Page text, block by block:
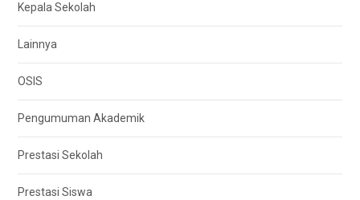
Kepala Sekolah
Lainnya
OSIS
Pengumuman Akademik
Prestasi Sekolah
Prestasi Siswa